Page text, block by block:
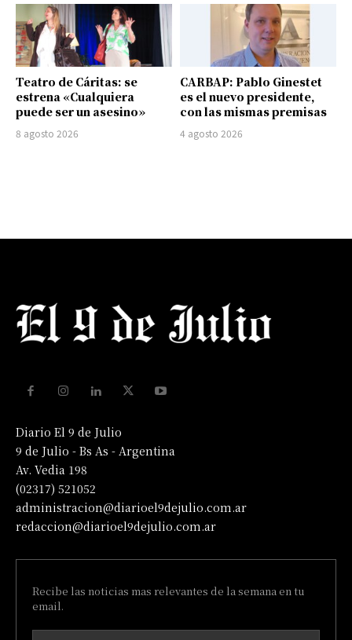
Teatro de Cáritas: se
estrena «Cualquiera
puede ser un asesino»
8 agosto 2026
CARBAP: Pablo Ginestet
es el nuevo presidente,
con las mismas premisas
4 agosto 2026
Diario El 9 de Julio
9 de Julio - Bs As - Argentina
Av. Vedia 198
(02317) 521052
administracion@diarioel9dejulio.com.ar
redaccion@diarioel9dejulio.com.ar
Recibe las noticias mas relevantes de la semana en tu
email.